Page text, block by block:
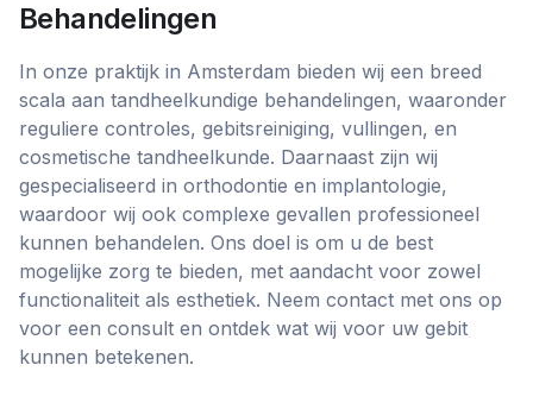
Behandelingen
In onze praktijk in Amsterdam bieden wij een breed
scala aan tandheelkundige behandelingen, waaronder
reguliere controles, gebitsreiniging, vullingen, en
cosmetische tandheelkunde. Daarnaast zijn wij
gespecialiseerd in orthodontie en implantologie,
waardoor wij ook complexe gevallen professioneel
kunnen behandelen. Ons doel is om u de best
mogelijke zorg te bieden, met aandacht voor zowel
functionaliteit als esthetiek. Neem contact met ons op
voor een consult en ontdek wat wij voor uw gebit
kunnen betekenen.